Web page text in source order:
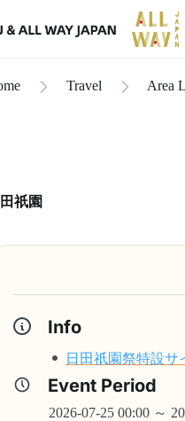
Travel Area
祇園
Info
日田祇園祭特設サ
Event Period
2026-07-25 00:00 ～